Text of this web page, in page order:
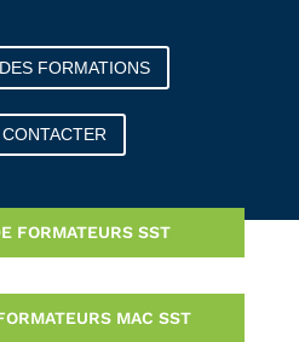
FORMATIONS
FORMATEURS SST
MAC SST